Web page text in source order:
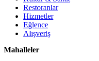
Restoranlar
Hizmetler
Eğlence
Alışveriş
Mahalleler